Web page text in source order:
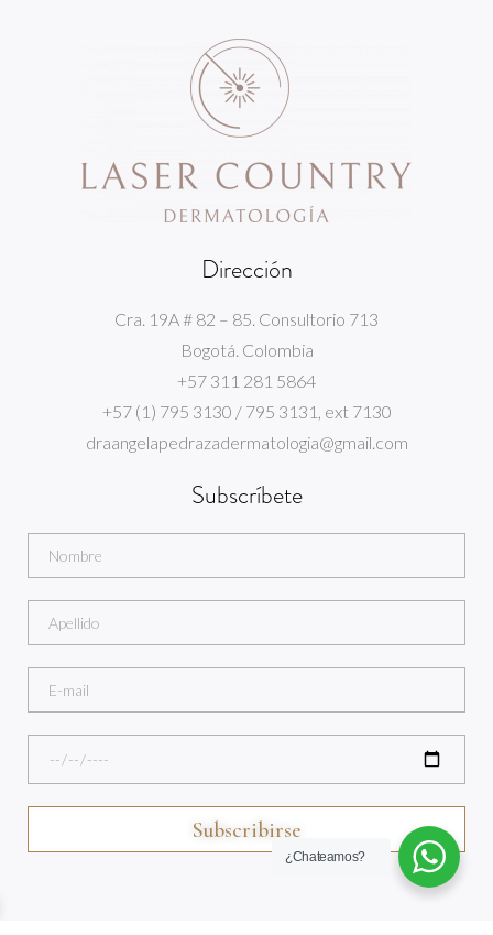
Dirección
Cra. 19A # 82 – 85. Consultorio 713
Bogotá. Colombia
+57 311 281 5864
+57 (1) 795 3130 / 795 3131, ext 7130
draangelapedrazadermatologia@gmail.com
Subscríbete
¿Chateamos?